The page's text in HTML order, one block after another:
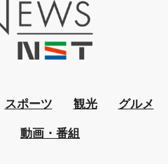
スポーツ 観光 グルメ
動画・番組